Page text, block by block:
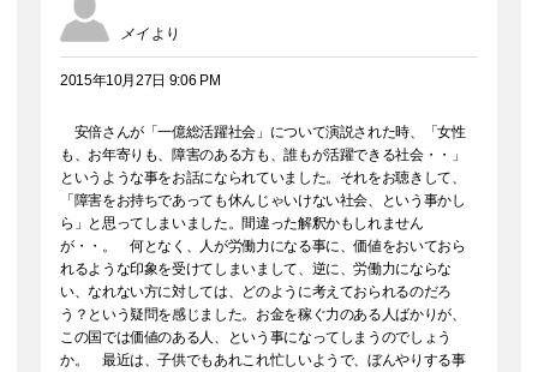
メイ より
2015年10月27日 9:06 PM
安倍さんが「一億総活躍社会」について演説された時、「女性
も、お年寄りも、障害のある方も、誰もが活躍できる社会・・」
というような事をお話になられていました。それをお聴きして、
「障害をお持ちであっても休んじゃいけない社会、という事かし
ら」と思ってしまいました。間違った解釈かもしれません
が・・。 何となく、人が労働力になる事に、価値をおいておら
れるような印象を受けてしまいまして、逆に、労働力にならな
い、なれない方に対しては、どのように考えておられるのだろ
う？という疑問を感じました。お金を稼ぐ力のある人ばかりが、
この国では価値のある人、という事になってしまうのでしょう
か。 最近は、子供でもあれこれ忙しいようで、ぼんやりする事